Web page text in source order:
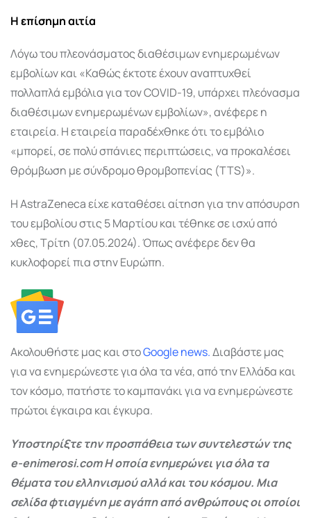
Η επίσημη αιτία
Λόγω του πλεονάσματος διαθέσιμων ενημερωμένων
εμβολίων και «Καθώς έκτοτε έχουν αναπτυχθεί
πολλαπλά εμβόλια για τον COVID-19, υπάρχει πλεόνασμα
διαθέσιμων ενημερωμένων εμβολίων», ανέφερε η
εταιρεία. Η εταιρεία παραδέχθηκε ότι το εμβόλιο
«μπορεί, σε πολύ σπάνιες περιπτώσεις, να προκαλέσει
θρόμβωση με σύνδρομο θρομβοπενίας (TTS)».
Η AstraZeneca είχε καταθέσει αίτηση για την απόσυρση
του εμβολίου στις 5 Μαρτίου και τέθηκε σε ισχύ από
χθες, Τρίτη (07.05.2024). Όπως ανέφερε δεν θα
κυκλοφορεί πια στην Ευρώπη.
Ακολουθήστε μας και στοGooglenews.Διαβάστε μας
για να ενημερώνεστε για όλα τα νέα, από την Ελλάδα και
τον κόσμο, πατήστε το καμπανάκι για να ενημερώνεστε
πρώτοι έγκαιρα και έγκυρα.
Υποστηρίξτε την προσπάθεια των συντελεστών της
e-enimerosi.com Η οποία ενημερώνει για όλα τα
θέματα του ελληνισμού αλλά και του κόσμου. Μια
σελίδα φτιαγμένη με αγάπη από ανθρώπους οι οποίοι